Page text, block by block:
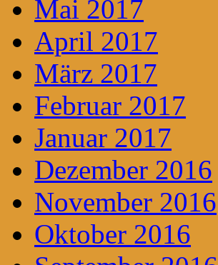
Mai 2017
April 2017
März 2017
Februar 2017
Januar 2017
Dezember 2016
November 2016
Oktober 2016